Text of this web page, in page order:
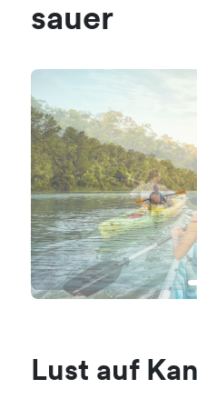
sauer
Lust auf